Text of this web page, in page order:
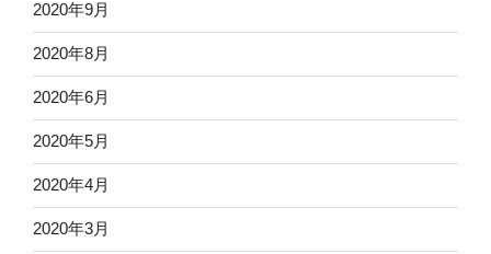
2020年9月
2020年8月
2020年6月
2020年5月
2020年4月
2020年3月